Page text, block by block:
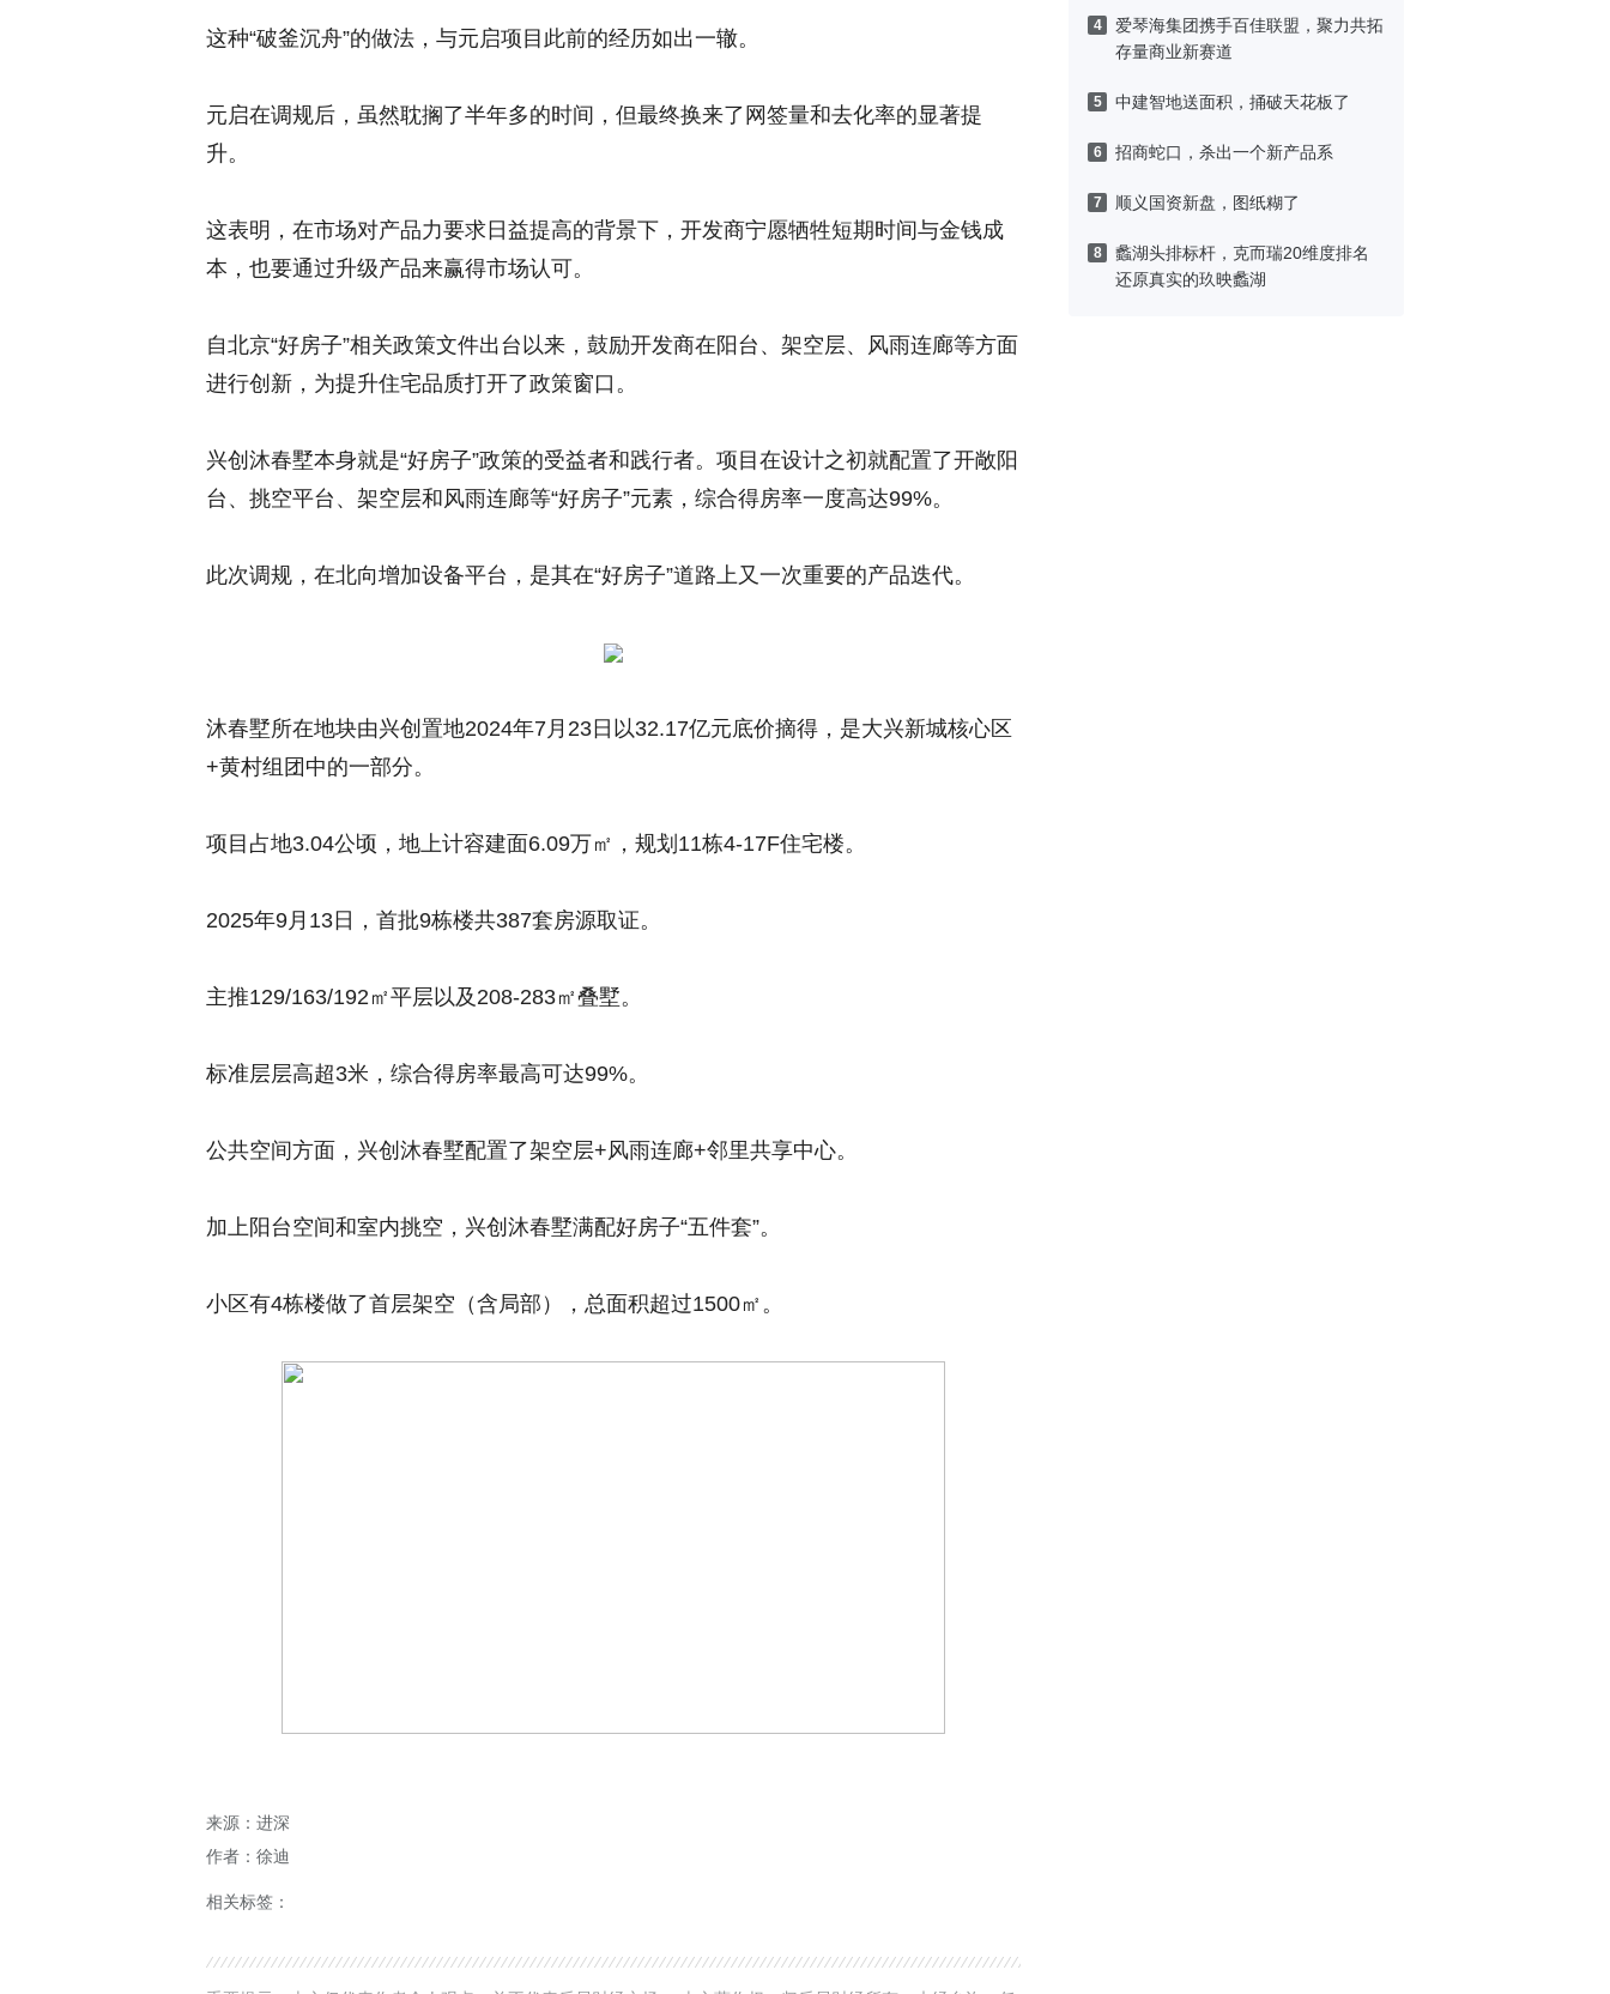
4
爱琴海集团携手百佳联盟，聚力共拓
存量商业新赛道
5 中建智地送面积，捅破天花板了
6 招商蛇口，杀出一个新产品系
7 顺义国资新盘，图纸糊了
8
蠡湖头排标杆，克而瑞20维度排名
还原真实的玖映蠡湖
这种“破釜沉舟”的做法，与元启项目此前的经历如出一辙。
元启在调规后，虽然耽搁了半年多的时间，但最终换来了网签量和去化率的显著提
升。
这表明，在市场对产品力要求日益提高的背景下，开发商宁愿牺牲短期时间与金钱成
本，也要通过升级产品来赢得市场认可。
自北京“好房子”相关政策文件出台以来，鼓励开发商在阳台、架空层、风雨连廊等方面
进行创新，为提升住宅品质打开了政策窗口。
兴创沐春墅本身就是“好房子”政策的受益者和践行者。项目在设计之初就配置了开敞阳
台、挑空平台、架空层和风雨连廊等“好房子”元素，综合得房率一度高达99%。
此次调规，在北向增加设备平台，是其在“好房子”道路上又一次重要的产品迭代。
沐春墅所在地块由兴创置地2024年7月23日以32.17亿元底价摘得，是大兴新城核心区
+黄村组团中的一部分。
项目占地3.04公顷，地上计容建面6.09万㎡，规划11栋4-17F住宅楼。
2025年9月13日，首批9栋楼共387套房源取证。
主推129/163/192㎡平层以及208-283㎡叠墅。
标准层层高超3米，综合得房率最高可达99%。
公共空间方面，兴创沐春墅配置了架空层+风雨连廊+邻里共享中心。
加上阳台空间和室内挑空，兴创沐春墅满配好房子“五件套”。
小区有4栋楼做了首层架空（含局部），总面积超过1500㎡。
来源：进深
作者：徐迪
相关标签：